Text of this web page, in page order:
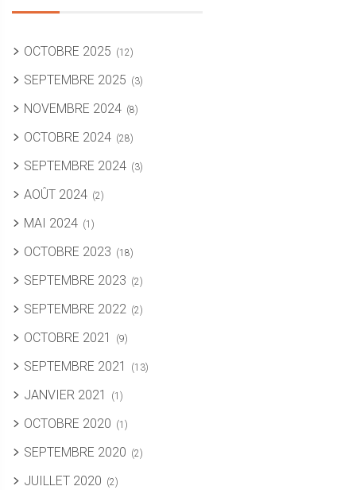
OCTOBRE 2025 (12)
SEPTEMBRE 2025 (3)
NOVEMBRE 2024 (8)
OCTOBRE 2024 (28)
SEPTEMBRE 2024 (3)
AOÛT 2024 (2)
MAI 2024 (1)
OCTOBRE 2023 (18)
SEPTEMBRE 2023 (2)
SEPTEMBRE 2022 (2)
OCTOBRE 2021 (9)
SEPTEMBRE 2021 (13)
JANVIER 2021 (1)
OCTOBRE 2020 (1)
SEPTEMBRE 2020 (2)
JUILLET 2020 (2)